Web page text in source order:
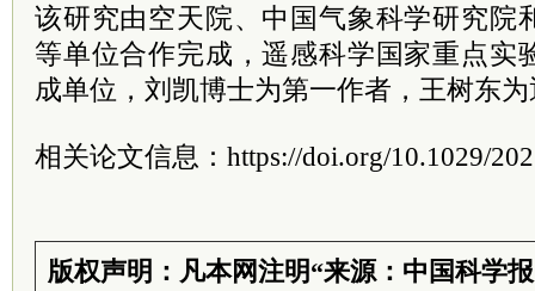
该研究由空天院、中国气象科学研究院
等单位合作完成，遥感科学国家重点实
成单位，刘凯博士为第一作者，王树东
相关论文信息：https://doi.org/10.1029/
版权声明：凡本网注明“来源：中国科学